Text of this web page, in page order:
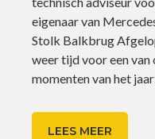
eigenaar van
Stolk Balkbrug
weer tijd voor een
momenten van het
LEES MEER